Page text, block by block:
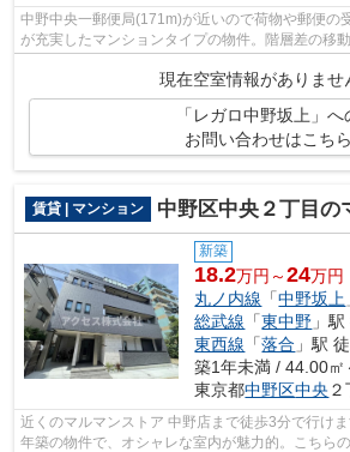
中野中央一郵便局(171m)が近いので荷物や郵便の
が充実したマンションタイプの物件。階層差の移
現在空室情報がありませ
「レガロ中野坂上」へ
お問い合わせはこちら
賃貸 | マンション 中野区中央２丁目の
新築
18.2万円～24万円
丸ノ内線 「中野坂上
総武線 「東中野 」
東西線 「落合 」駅
築1年未満 / 44.00㎡
東京都中野区中央 ２
近くのマルマンストア 中野店まで徒歩3分で行け
年築の物件で、オシャレな室内が魅力的。こちら